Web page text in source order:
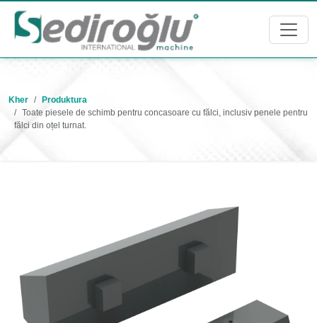
Kher
Produktura
Toate piesele de schimb pentru concasoare cu fălci, inclusiv penele pentru
fălci din oțel turnat.